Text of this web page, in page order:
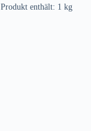
Produkt enthält: 1 kg